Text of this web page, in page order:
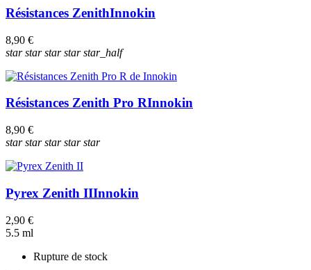
Résistances ZenithInnokin
8,90 €
starstarstarstarstar_half
Résistances Zenith Pro RInnokin
8,90 €
starstarstarstarstar
Pyrex Zenith IIInnokin
2,90 €
5.5 ml
Rupture de stock